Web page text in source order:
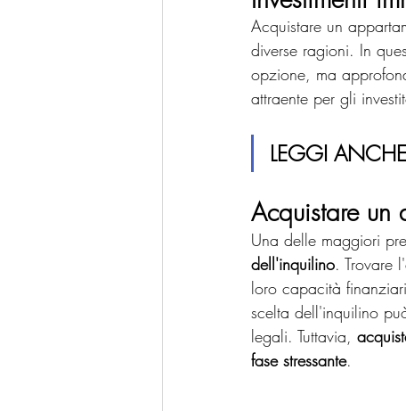
Acquistare un
diverse ragioni. In
opzione, ma
attraente per gli
LEGGI
Acquistare un
Una delle maggiori
dell'inquilino. Trovare
loro capacità
scelta dell'inquilino
legali. Tuttavia,
fase stressante.